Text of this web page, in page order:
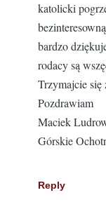
katolicki
bardzo
rodacy są
Trzymajcie się
Pozdrawiam
Maciek
Górskie
Reply